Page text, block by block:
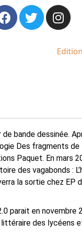
bande dessinée.
Des fragments de
Paquet. En mars
des vagabonds :
la sortie chez EP
parait en novembre
des lycéens